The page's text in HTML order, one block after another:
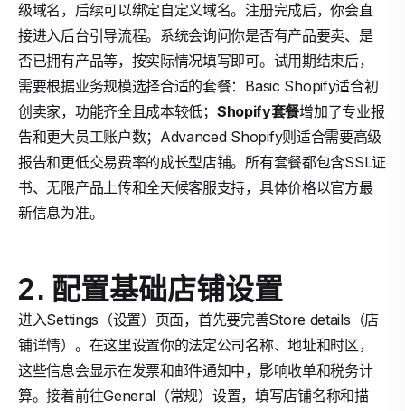
级域名，后续可以绑定自定义域名。注册完成后，你会直
接进入后台引导流程。系统会询问你是否有产品要卖、是
否已拥有产品等，按实际情况填写即可。试用期结束后，
需要根据业务规模选择合适的套餐：Basic Shopify适合初
创卖家，功能齐全且成本较低； Shopify套餐增加了专业报
告和更大员工账户数；Advanced Shopify则适合需要高级
报告和更低交易费率的成长型店铺。所有套餐都包含SSL证
书、无限产品上传和全天候客服支持，具体价格以官方最
新信息为准。
2. 配置基础店铺设置
进入Settings（设置）页面，首先要完善Store details（店
铺详情）。在这里设置你的法定公司名称、地址和时区，
这些信息会显示在发票和邮件通知中，影响收单和税务计
算。接着前往General（常规）设置，填写店铺名称和描